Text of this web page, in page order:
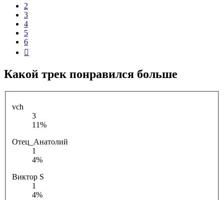
2
3
4
5
6
Какой трек понравился больше
vch
3
11%
Отец_Анатолий
1
4%
Виктор S
1
4%